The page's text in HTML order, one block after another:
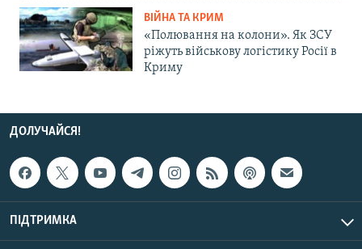
ВІЙНА ТА КРИМ
«Полювання на колони». Як ЗСУ
ріжуть військову логістику Росії в
Криму
ДОЛУЧАЙСЯ!
ПІДТРИМКА